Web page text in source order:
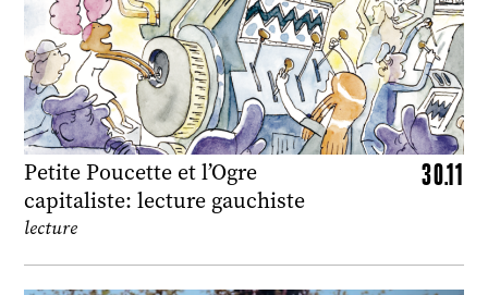
Petite Poucette et l’Ogre
capitaliste: lecture gauchiste
30.11
lecture